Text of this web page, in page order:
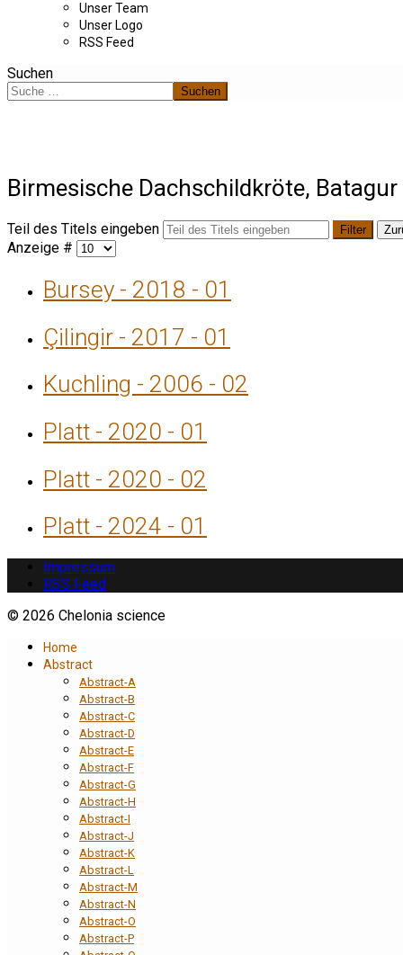
Unser Team
Unser Logo
RSS Feed
Suchen
Suchen
Birmesische Dachschildkröte,
Teil des Titels eingeben Filter
Anzeige #
Bursey - 2018 - 01
Çilingir - 2017 - 01
Kuchling - 2006 - 02
Platt - 2020 - 01
Platt - 2020 - 02
Platt - 2024 - 01
Impressum
RSS Feed
© 2026 Chelonia science
Home
Abstract
Abstract-A
Abstract-B
Abstract-C
Abstract-D
Abstract-E
Abstract-F
Abstract-G
Abstract-H
Abstract-I
Abstract-J
Abstract-K
Abstract-L
Abstract-M
Abstract-N
Abstract-O
Abstract-P